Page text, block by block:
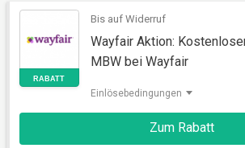
AKTION
Bis auf Widerruf
Wayfair Aktion:
MBW bei Wayfair
Einlösebedingungen
Zum Rabatt